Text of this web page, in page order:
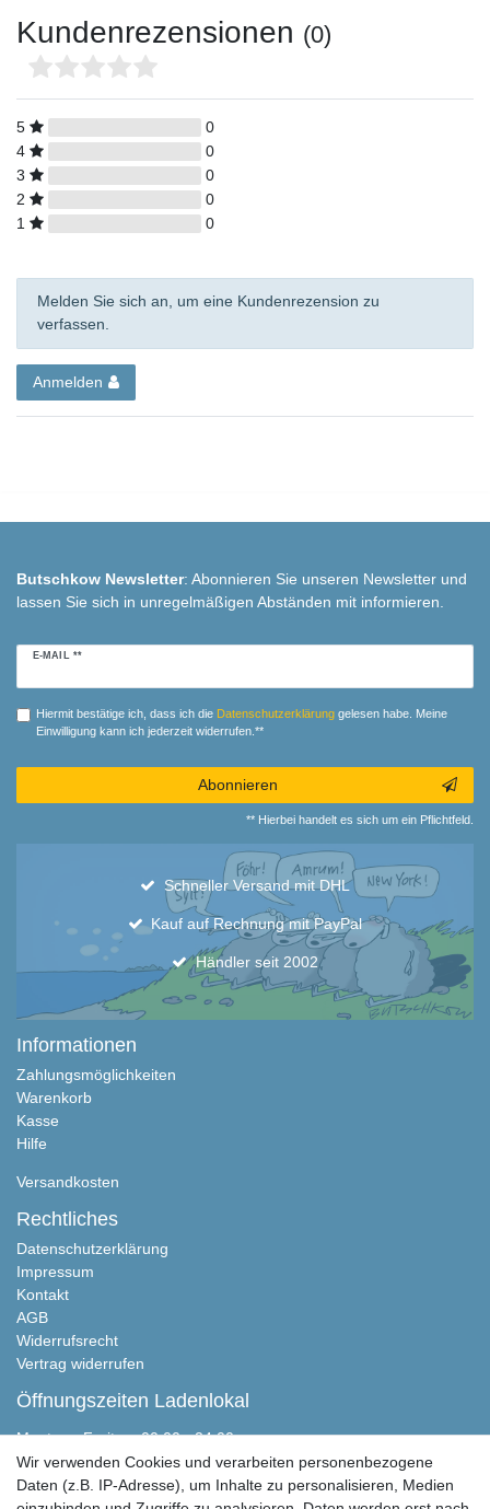
Kundenrezensionen (0)
5
0
4
0
3
0
2
0
1
0
Melden Sie sich an, um eine Kundenrezension zu
verfassen.
Anmelden
Butschkow Newsletter: Abonnieren Sie unseren Newsletter und
lassen Sie sich in unregelmäßigen Abständen mit informieren.
E-MAIL **
Newsletter
Hiermit bestätige ich, dass ich die Daten­schutz­erklärunggelesen habe. Meine
Einwilligung kann ich jederzeit widerrufen.**
Abonnieren
** Hierbei handelt es sich um ein Pflichtfeld.
Schneller Versand mit DHL
Kauf auf Rechnung mit PayPal
Händler seit 2002
Informationen
Zahlungsmöglichkeiten
Warenkorb
Kasse
Hilfe
Versandkosten
Rechtliches
Datenschutzerklärung
Impressum
Kontakt
AGB
Widerrufsrecht
Vertrag widerrufen
Öffnungszeiten Ladenlokal
Montag - Freitag, 00:00 - 24:00
Samstag nach Absprache
Sonntag geschlossen
Wir verwenden Cookies und verarbeiten personenbezogene
Daten (z.B. IP-Adresse), um Inhalte zu personalisieren, Medien